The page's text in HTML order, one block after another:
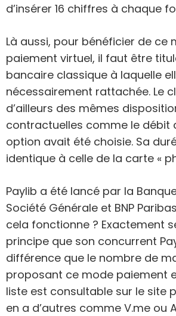
d’insérer 16 chiffres à chaque
Là aussi, pour bénéficier de ce
paiement virtuel, il faut être
bancaire classique à laquelle
nécessairement rattachée. Le
d’ailleurs des mêmes
contractuelles comme le débit
option avait été choisie. Sa
identique à celle de la carte «
Paylib a été lancé par la
Société Générale et BNP
cela fonctionne ? Exactement
principe que son concurrent
différence que le nombre de
proposant ce mode paiement
liste est consultable sur le site
en a d’autres comme V.me ou